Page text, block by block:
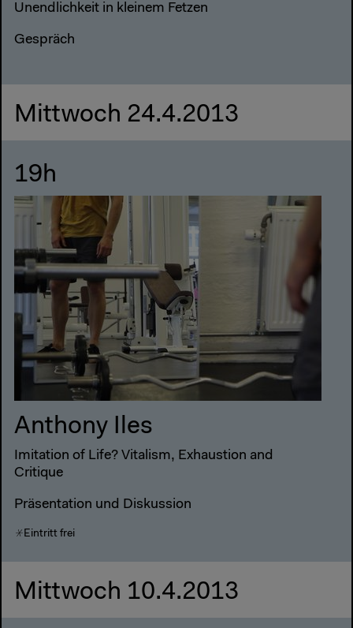
Unendlichkeit in kleinem Fetzen
Gespräch
Mittwoch 24.4.2013
19h
Anthony Iles
Imitation of Life? Vitalism, Exhaustion and
Critique
Präsentation und Diskussion
Eintritt frei
Mittwoch 10.4.2013